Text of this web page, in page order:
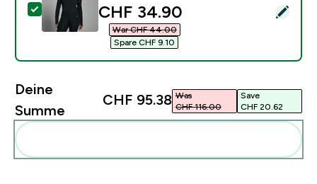
Dieses Produkt ausw�hlen - MP Damen Power
discounted price
CHF 34.90‎
War CHF 44.00‎
Spare CHF 9.10‎
Deine
Summe
CHF 95.38‎ Was
CHF 116.00‎
Save
CHF 20.62‎